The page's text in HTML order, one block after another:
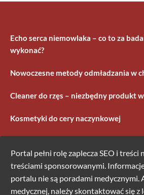
Portal pełni rolę zaplecza SEO i treści
treściami sponsorowanymi.
portalu nie są poradami medycznymi.
medycznej, należy skontaktować się z
Echo serca niemowlaka – co to za
wykonać?
Nowoczesne metody odmładzania w
Cleaner do rzęs – niezbędny produkt
Kosmetyki do cery naczynkowej